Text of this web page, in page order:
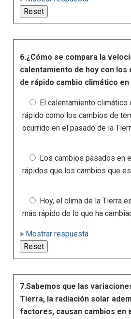
6.¿Cómo se compara la
calentamiento de hoy con
de rápido cambio climático
El calentamiento climático
rápido como los cambios de
ocurrido en el pasado de la
Los cambios pasados ​​en
rápidos que los cambios que
Hoy, el clima de la Tierra
más rápido de lo que ha
Mostrar respuesta
7.Sabemos que las
Tierra, la radiación solar
factores, causan cambios en